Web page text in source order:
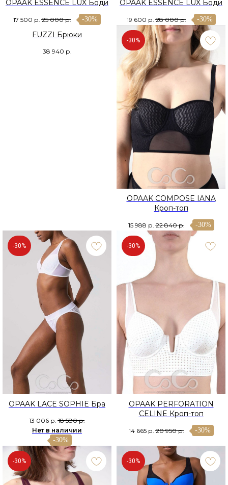
OPAAK ESSENCE LUX Боди
17 500 р. 25 000 р. -30%
OPAAK ESSENCE LUX Боди
19 600 р. 28 000 р. -30%
FUZZI Брюки
38 940 р.
-30%
OPAAK COMPOSE IANA
Кроп-топ
15 988 р. 22 840 р. -30%
-30%
OPAAK LACE SOPHIE Бра
13 006 р. 18 580 р.
Нет в наличии
-30%
-30%
OPAAK PERFORATION
CELINE Кроп-топ
14 665 р. 20 950 р. -30%
-30% -30%